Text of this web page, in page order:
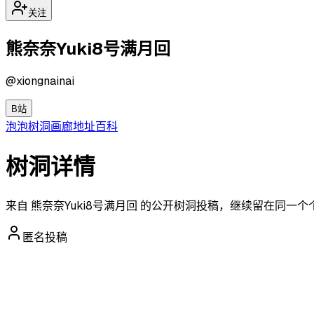
关注
熊奈奈Yuki8号满月回
@xiongnainai
B站
泡泡树洞画廊地址百科
树洞详情
来自 熊奈奈Yuki8号满月回 的公开树洞投稿，继续留在同一个
匿名投稿